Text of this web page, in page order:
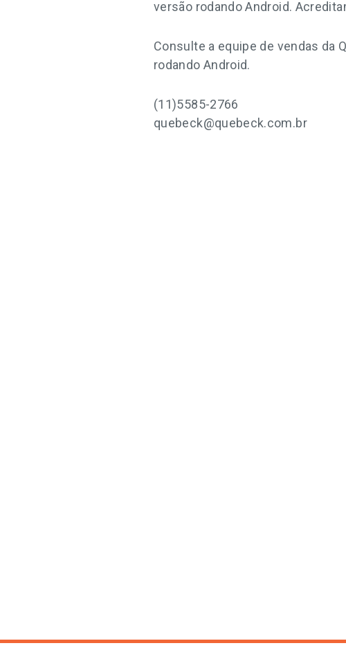
versão rodando Android.
Consulte a equipe de vendas da
rodando Android.
(11)5585-2766
quebeck@quebeck.com.br